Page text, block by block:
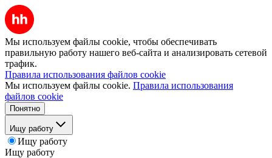
Мы используем файлы cookie, чтобы обеспечивать
правильную работу нашего веб-сайта и анализировать сетевой
трафик.
Правила использования файлов cookie
Мы используем файлы cookie. Правила использования
файлов cookie
Понятно
Ищу работу
Ищу работу
Ищу работу